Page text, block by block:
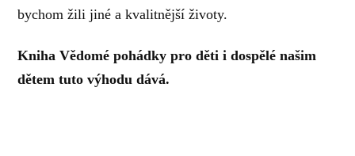
bychom žili jiné a kvalitnější životy.
Kniha Vědomé pohádky pro děti i dospělé našim
dětem tuto výhodu dává.